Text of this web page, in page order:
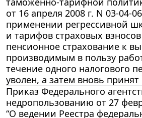
от 16 апреля 2008 г. N 03-04-
применении регрессивной
и тарифов страховых
пенсионное страхование к
производимым в пользу
течение одного налогового
уволен, а затем вновь принят
Приказ Федерального
недропользованию от 27
“О ведении Реестра